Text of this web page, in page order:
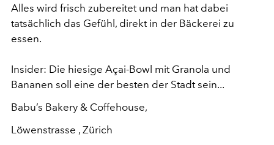
Alles wird frisch zubereitet und man hat dabei
tatsächlich das Gefühl, direkt in der Bäckerei zu
essen.
Insider: Die hiesige Açai-Bowl mit Granola und
Bananen soll eine der besten der Stadt sein...
Babu’s Bakery & Coffehouse,
Löwenstrasse , Zürich